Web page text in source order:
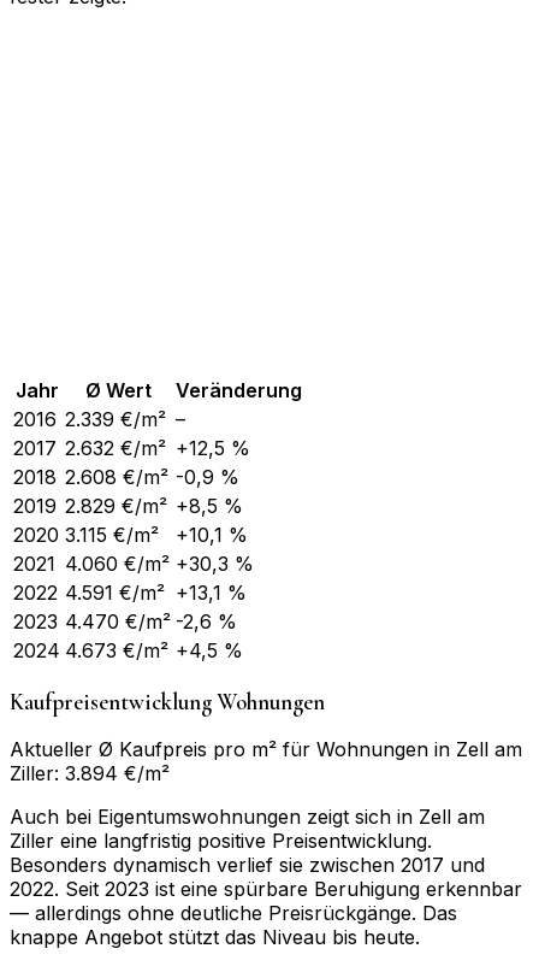
Jahr Ø Wert
Veränderung
2016 2.339 €/m² –
2017 2.632 €/m² +12,5 %
2018 2.608 €/m² -0,9 %
2019 2.829 €/m² +8,5 %
2020 3.115 €/m²
+10,1 %
2021 4.060 €/m² +30,3 %
2022 4.591 €/m² +13,1 %
2023 4.470 €/m² -2,6 %
2024 4.673 €/m² +4,5 %
Kaufpreisentwicklung Wohnungen
Aktueller Ø Kaufpreis pro m² für Wohnungen in Zell am
Ziller: 3.894 €/m²
Auch bei Eigentumswohnungen zeigt sich in Zell am
Ziller eine langfristig positive Preisentwicklung.
Besonders dynamisch verlief sie zwischen 2017 und
2022. Seit 2023 ist eine spürbare Beruhigung erkennbar
— allerdings ohne deutliche Preisrückgänge. Das
knappe Angebot stützt das Niveau bis heute.